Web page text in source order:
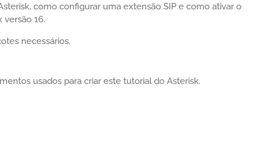
como configurar uma extensão SIP e como ativar o
16.
necessários.
usados para criar este tutorial do Asterisk.